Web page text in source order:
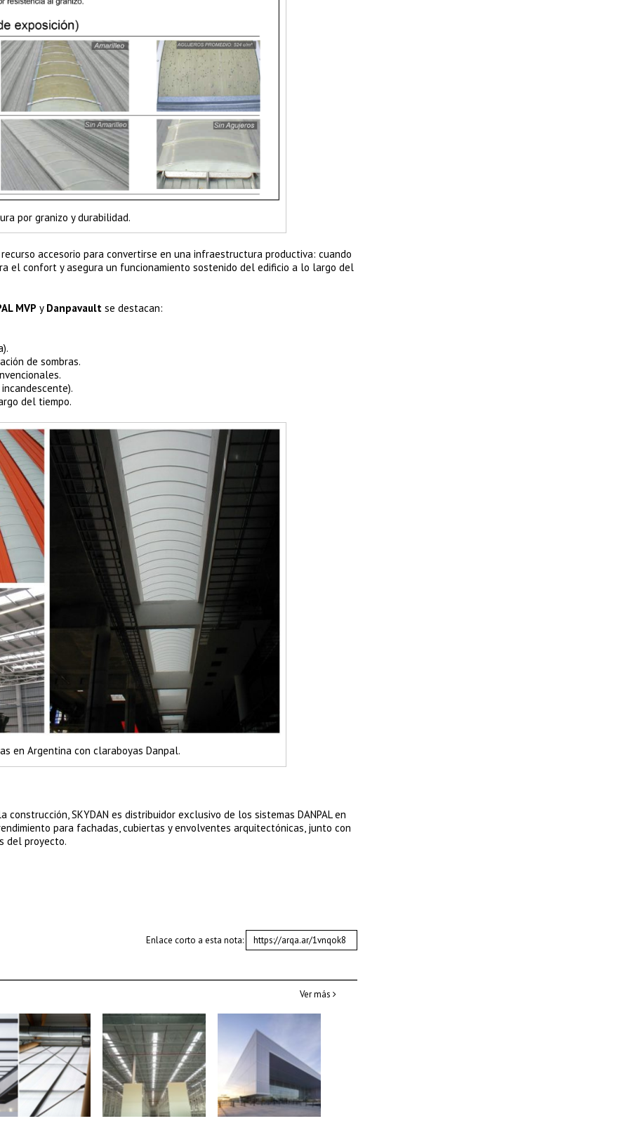
por granizo y durabilidad.
accesorio para convertirse en una infraestructura productiva: cuando
el confort y asegura un funcionamiento sostenido del edificio a lo largo del
MVP y Danpavault se destacan:
de sombras.
del tiempo.
en Argentina con claraboyas Danpal.
SKYDAN es distribuidor exclusivo de los sistemas DANPAL en
para fachadas, cubiertas y envolventes arquitectónicas, junto con
del proyecto.
Enlace corto a esta nota:
Ver más